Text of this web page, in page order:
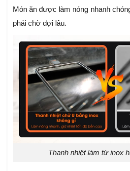
Món ăn được làm nóng nhanh
phải chờ đợi lâu.
Thanh nhiệt làm từ inox